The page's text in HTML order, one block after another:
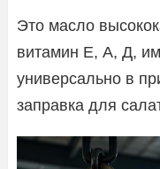
Это масло
витамин Е, А, Д,
универсально в
заправка для